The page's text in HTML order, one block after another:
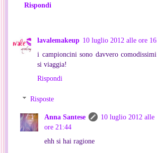
Rispondi
lavalemakeup 10 luglio 2012 alle ore
i campioncini sono davvero
si viaggia!
Rispondi
Risposte
Anna Santese
10 luglio 2012 alle
ore 21:44
ehh si hai ragione